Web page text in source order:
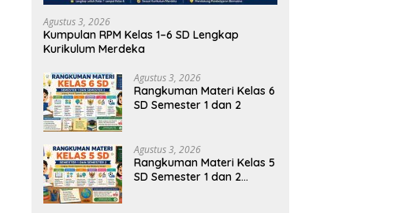
Agustus 3, 2026
Kumpulan RPM Kelas 1–6 SD Lengkap
Kurikulum Merdeka
Agustus 3, 2026
Rangkuman Materi Kelas 6
SD Semester 1 dan 2
Agustus 3, 2026
Rangkuman Materi Kelas 5
SD Semester 1 dan 2